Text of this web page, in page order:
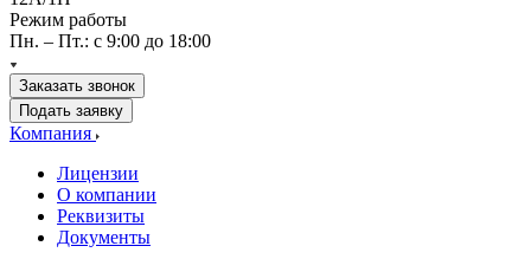
Режим работы
Пн. – Пт.: с 9:00 до 18:00
Заказать звонок
Подать заявку
Компания
Лицензии
О компании
Реквизиты
Документы